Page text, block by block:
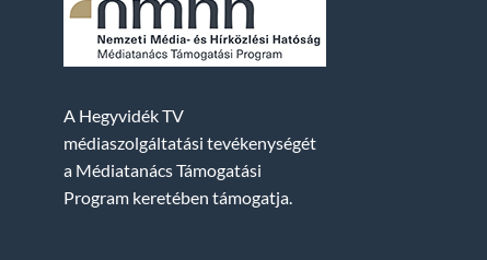
A Hegyvidék TV
médiaszolgáltatási tevékenységét
a Médiatanács Támogatási
Program keretében támogatja.